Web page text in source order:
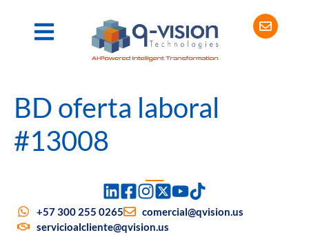
BD oferta laboral
#13008
+57 300 255 0265
comercial@qvision.us
servicioalcliente@qvision.us